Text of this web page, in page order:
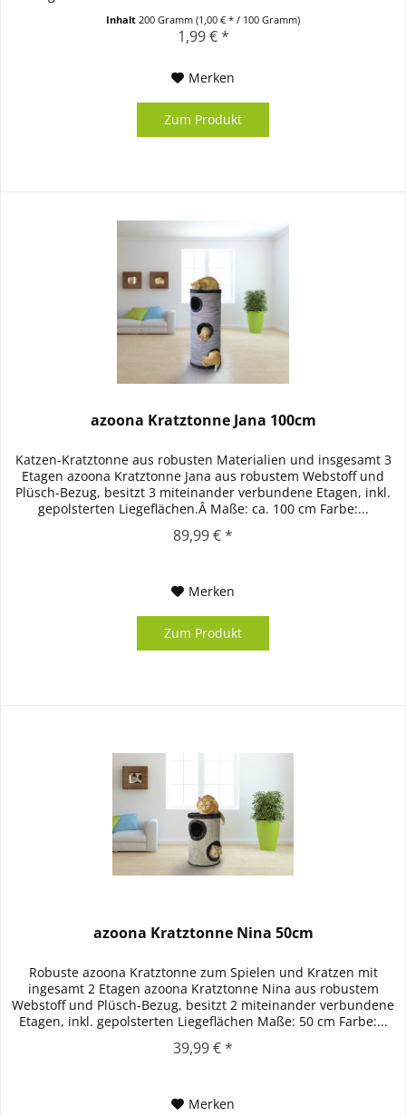
Inhalt200 Gramm(1,00 € * / 100 Gramm)
1,99 € *
Merken
Zum Produkt
azoona Kratztonne Jana 100cm
Katzen-Kratztonne aus robusten Materialien und insgesamt 3
Etagen azoona Kratztonne Jana aus robustem Webstoff und
Plüsch-Bezug, besitzt 3 miteinander verbundene Etagen, inkl.
gepolsterten Liegeflächen.Â Maße: ca. 100 cm Farbe:...
89,99 € *
Merken
Zum Produkt
azoona Kratztonne Nina 50cm
Robuste azoona Kratztonne zum Spielen und Kratzen mit
ingesamt 2 Etagen azoona Kratztonne Nina aus robustem
Webstoff und Plüsch-Bezug, besitzt 2 miteinander verbundene
Etagen, inkl. gepolsterten Liegeflächen Maße: 50 cm Farbe:...
39,99 € *
Merken